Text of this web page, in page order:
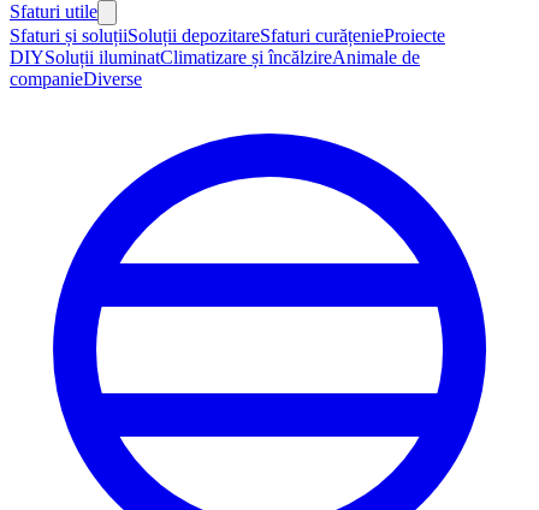
Sfaturi utile
Sfaturi și soluțiiSoluții depozitareSfaturi curățenieProiecte
DIYSoluții iluminatClimatizare și încălzireAnimale de
companieDiverse